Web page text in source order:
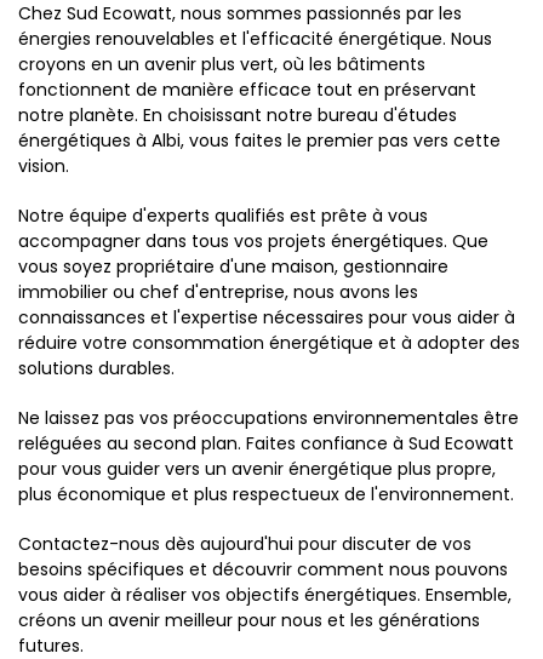
Chez Sud Ecowatt, nous sommes passionnés par les
énergies renouvelables et l'efficacité énergétique. Nous
croyons en un avenir plus vert, où les bâtiments
fonctionnent de manière efficace tout en préservant
notre planète. En choisissant notre bureau d'études
énergétiques à Albi, vous faites le premier pas vers cette
vision.
Notre équipe d'experts qualifiés est prête à vous
accompagner dans tous vos projets énergétiques. Que
vous soyez propriétaire d'une maison, gestionnaire
immobilier ou chef d'entreprise, nous avons les
connaissances et l'expertise nécessaires pour vous aider à
réduire votre consommation énergétique et à adopter des
solutions durables.
Ne laissez pas vos préoccupations environnementales être
reléguées au second plan. Faites confiance à Sud Ecowatt
pour vous guider vers un avenir énergétique plus propre,
plus économique et plus respectueux de l'environnement.
Contactez-nous dès aujourd'hui pour discuter de vos
besoins spécifiques et découvrir comment nous pouvons
vous aider à réaliser vos objectifs énergétiques. Ensemble,
créons un avenir meilleur pour nous et les générations
futures.